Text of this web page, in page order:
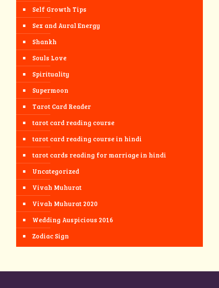
Self Growth Tips
Sex and Aural Energy
Shankh
Souls Love
Spirituality
Supermoon
Tarot Card Reader
tarot card reading course
tarot card reading course in hindi
tarot cards reading for marriage in hindi
Uncategorized
Vivah Muhurat
Vivah Muhurat 2020
Wedding Auspicious 2016
Zodiac Sign